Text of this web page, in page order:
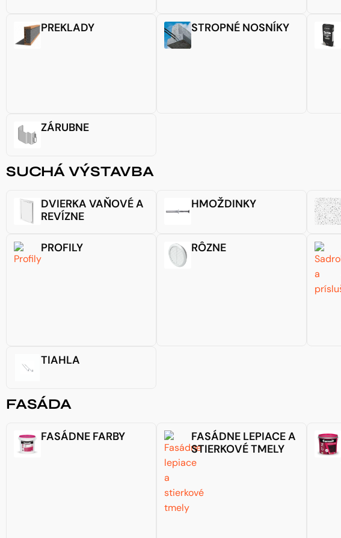
PREKLADY STROPNÉ NOSNÍKY
ZÁRUBNE
SUCHÁ VÝSTAVBA
DVIERKA VAŇOVÉ A
REVÍZNE
HMOŽDINKY
PROFILY RÔZNE
TIAHLA
FASÁDA
FASÁDNE FARBY
FASÁDNE LEPIACE A
STIERKOVÉ TMELY